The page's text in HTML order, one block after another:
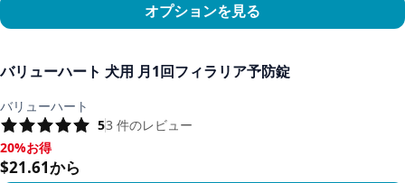
オプションを見る
バリューハート 犬用 月1回フィラリア予防錠
バリューハート
53 件のレビュー
20%お得, $21.61から
20%お得
$21.61から